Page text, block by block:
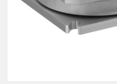
DISTRIBUTEURS
Commande à pédale